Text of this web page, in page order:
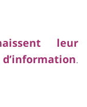
leur
.